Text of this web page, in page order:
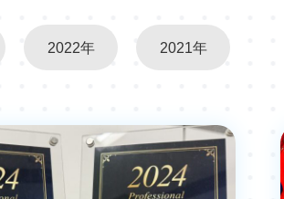
2022年 2021年